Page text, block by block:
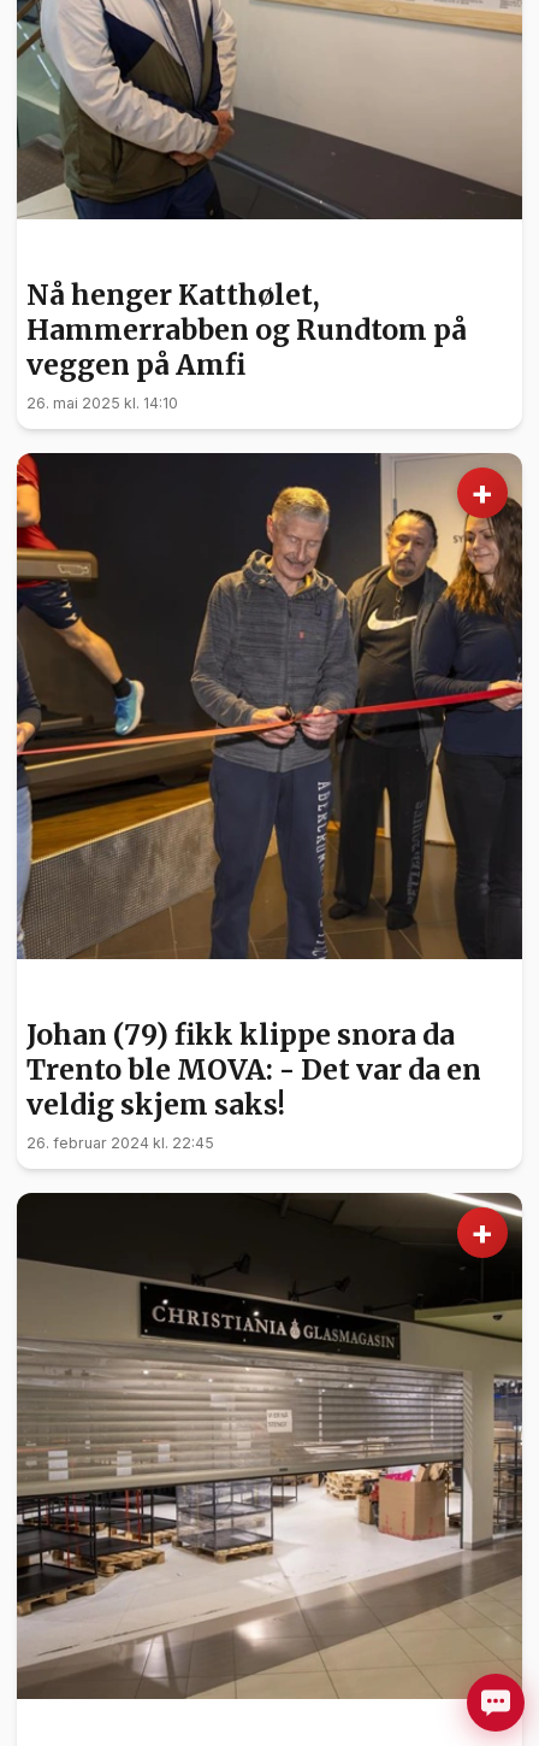
Nå henger Katthølet,
Hammerrabben og Rundtom på
veggen på Amfi
26. mai 2025 kl. 14:10
+
Johan (79) fikk klippe snora da
Trento ble MOVA: - Det var da en
veldig skjem saks!
26. februar 2024 kl. 22:45
+